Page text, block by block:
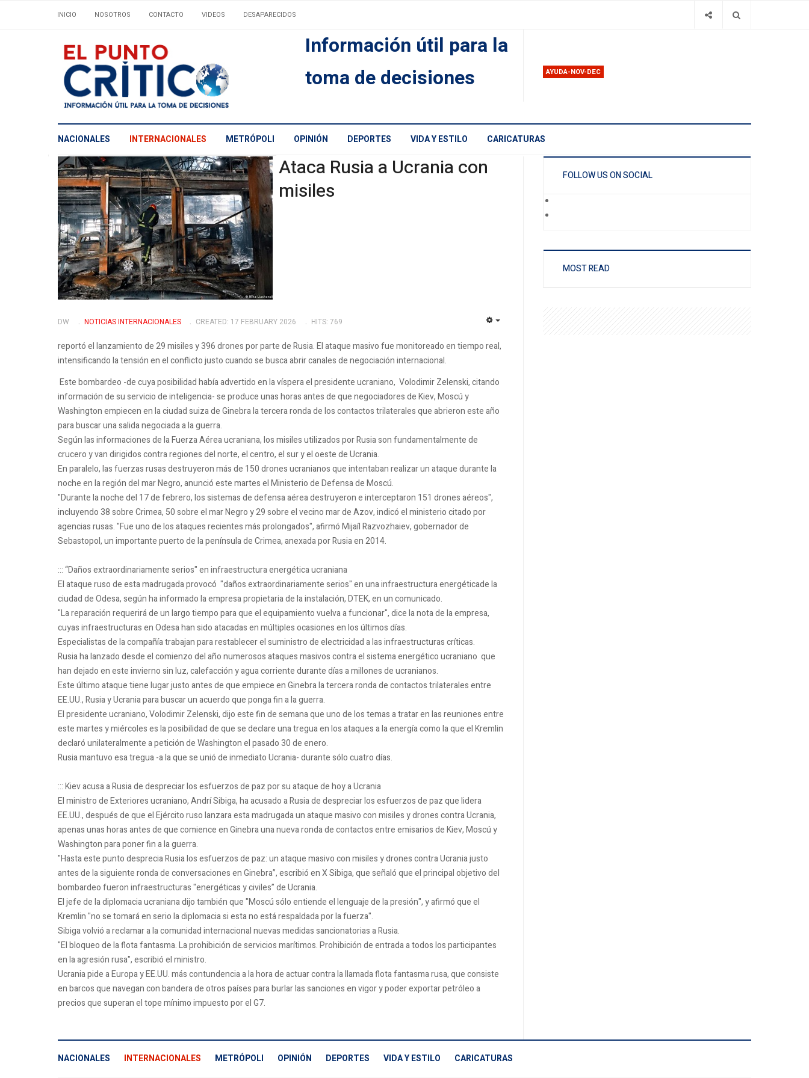
INICIO NOSOTROS CONTACTO VIDEOS DESAPARECIDOS
Información útil para la
toma de decisiones
AYUDA-NOV-DEC
NACIONALES INTERNACIONALES METRÓPOLI OPINIÓN DEPORTES VIDA Y ESTILO CARICATURAS
Ataca Rusia a Ucrania con
misiles
DW NOTICIAS INTERNACIONALES CREATED: 17 FEBRUARY 2026 HITS: 769
reportó el lanzamiento de 29 misiles y 396 drones por parte de Rusia. El ataque masivo fue monitoreado en tiempo real,
intensificando la tensión en el conflicto justo cuando se busca abrir canales de negociación internacional.
Este bombardeo -de cuya posibilidad había advertido en la víspera el presidente ucraniano, Volodimir Zelenski, citando
información de su servicio de inteligencia- se produce unas horas antes de que negociadores de Kiev, Moscú y
Washington empiecen en la ciudad suiza de Ginebra la tercera ronda de los contactos trilaterales que abrieron este año
para buscar una salida negociada a la guerra.
Según las informaciones de la Fuerza Aérea ucraniana, los misiles utilizados por Rusia son fundamentalmente de
crucero y van dirigidos contra regiones del norte, el centro, el sur y el oeste de Ucrania.
En paralelo, las fuerzas rusas destruyeron más de 150 drones ucranianos que intentaban realizar un ataque durante la
noche en la región del mar Negro, anunció este martes el Ministerio de Defensa de Moscú.
"Durante la noche del 17 de febrero, los sistemas de defensa aérea destruyeron e interceptaron 151 drones aéreos",
incluyendo 38 sobre Crimea, 50 sobre el mar Negro y 29 sobre el vecino mar de Azov, indicó el ministerio citado por
agencias rusas. "Fue uno de los ataques recientes más prolongados", afirmó Mijaíl Razvozhaiev, gobernador de
Sebastopol, un importante puerto de la península de Crimea, anexada por Rusia en 2014.
::: “Daños extraordinariamente serios" en infraestructura energética ucraniana
El ataque ruso de esta madrugada provocó "daños extraordinariamente serios" en una infraestructura energéticade la
ciudad de Odesa, según ha informado la empresa propietaria de la instalación, DTEK, en un comunicado.
"La reparación requerirá de un largo tiempo para que el equipamiento vuelva a funcionar", dice la nota de la empresa,
cuyas infraestructuras en Odesa han sido atacadas en múltiples ocasiones en los últimos días.
Especialistas de la compañía trabajan para restablecer el suministro de electricidad a las infraestructuras críticas.
Rusia ha lanzado desde el comienzo del año numerosos ataques masivos contra el sistema energético ucraniano que
han dejado en este invierno sin luz, calefacción y agua corriente durante días a millones de ucranianos.
Este último ataque tiene lugar justo antes de que empiece en Ginebra la tercera ronda de contactos trilaterales entre
EE.UU., Rusia y Ucrania para buscar un acuerdo que ponga fin a la guerra.
El presidente ucraniano, Volodimir Zelenski, dijo este fin de semana que uno de los temas a tratar en las reuniones entre
este martes y miércoles es la posibilidad de que se declare una tregua en los ataques a la energía como la que el Kremlin
declaró unilateralmente a petición de Washington el pasado 30 de enero.
Rusia mantuvo esa tregua -a la que se unió de inmediato Ucrania- durante sólo cuatro días.
::: Kiev acusa a Rusia de despreciar los esfuerzos de paz por su ataque de hoy a Ucrania
El ministro de Exteriores ucraniano, Andrí Sibiga, ha acusado a Rusia de despreciar los esfuerzos de paz que lidera
EE.UU., después de que el Ejército ruso lanzara esta madrugada un ataque masivo con misiles y drones contra Ucrania,
apenas unas horas antes de que comience en Ginebra una nueva ronda de contactos entre emisarios de Kiev, Moscú y
Washington para poner fin a la guerra.
"Hasta este punto desprecia Rusia los esfuerzos de paz: un ataque masivo con misiles y drones contra Ucrania justo
antes de la siguiente ronda de conversaciones en Ginebra”, escribió en X Sibiga, que señaló que el principal objetivo del
bombardeo fueron infraestructuras "energéticas y civiles” de Ucrania.
El jefe de la diplomacia ucraniana dijo también que "Moscú sólo entiende el lenguaje de la presión", y afirmó que el
Kremlin "no se tomará en serio la diplomacia si esta no está respaldada por la fuerza".
Sibiga volvió a reclamar a la comunidad internacional nuevas medidas sancionatorias a Rusia.
"El bloqueo de la flota fantasma. La prohibición de servicios marítimos. Prohibición de entrada a todos los participantes
en la agresión rusa", escribió el ministro.
Ucrania pide a Europa y EE.UU. más contundencia a la hora de actuar contra la llamada flota fantasma rusa, que consiste
en barcos que navegan con bandera de otros países para burlar las sanciones en vigor y poder exportar petróleo a
precios que superan el tope mínimo impuesto por el G7.
FOLLOW US ON SOCIAL
MOST READ
NACIONALES INTERNACIONALES METRÓPOLI OPINIÓN DEPORTES VIDA Y ESTILO CARICATURAS